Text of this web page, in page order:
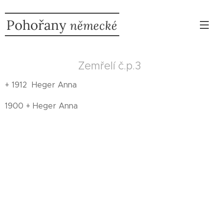
Pohořany německé
Zemřelí č.p.3
+ 1912 Heger Anna
1900 + Heger Anna